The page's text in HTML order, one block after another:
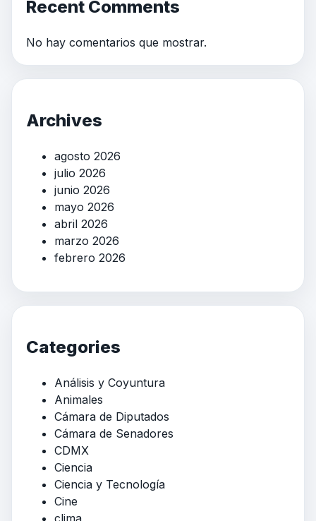
Recent Comments
No hay comentarios que mostrar.
Archives
agosto 2026
julio 2026
junio 2026
mayo 2026
abril 2026
marzo 2026
febrero 2026
Categories
Análisis y Coyuntura
Animales
Cámara de Diputados
Cámara de Senadores
CDMX
Ciencia
Ciencia y Tecnología
Cine
clima